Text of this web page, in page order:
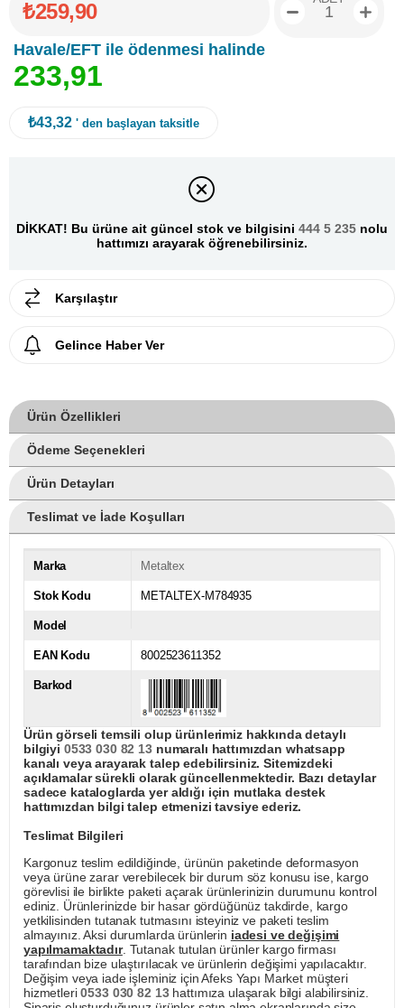
₺259,90
Havale/EFT ile ödenmesi halinde
233,91
₺43,32 ' den başlayan taksitle
DİKKAT! Bu ürüne ait güncel stok ve bilgisini 444 5 235 nolu
hattımızı arayarak öğrenebilirsiniz.
Karşılaştır
Gelince Haber Ver
Ürün Özellikleri
Ödeme Seçenekleri
Ürün Detayları
Teslimat ve İade Koşulları
Marka Metaltex
Stok Kodu METALTEX-M784935
Model
EAN Kodu 8002523611352
Barkod
Ürün görseli temsili olup ürünlerimiz hakkında detaylı
bilgiyi 0533 030 82 13numaralı hattımızdan whatsapp
kanalı veya arayarak talep edebilirsiniz. Sitemizdeki
açıklamalar sürekli olarak güncellenmektedir. Bazı detaylar
sadece kataloglarda yer aldığı için mutlaka destek
hattımızdan bilgi talep etmenizi tavsiye ederiz.
Teslimat Bilgileri
Kargonuz teslim edildiğinde, ürünün paketinde deformasyon
veya ürüne zarar verebilecek bir durum söz konusu ise, kargo
görevlisi ile birlikte paketi açarak ürünlerinizin durumunu kontrol
ediniz. Ürünlerinizde bir hasar gördüğünüz takdirde, kargo
yetkilisinden tutanak tutmasını isteyiniz ve paketi teslim
almayınız. Aksi durumlarda ürünlerin iadesi ve değişimi
yapılmamaktadır. Tutanak tutulan ürünler kargo firması
tarafından bize ulaştırılacak ve ürünlerin değişimi yapılacaktır.
Değişim veya iade işleminiz için Afeks Yapı Market müşteri
hizmetleri0533 030 82 13hattımıza ulaşarak bilgi alabilirsiniz.